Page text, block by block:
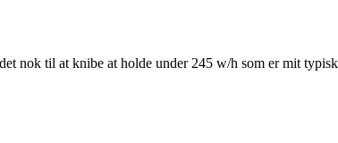
nok til at knibe at holde under 245 w/h som er mit